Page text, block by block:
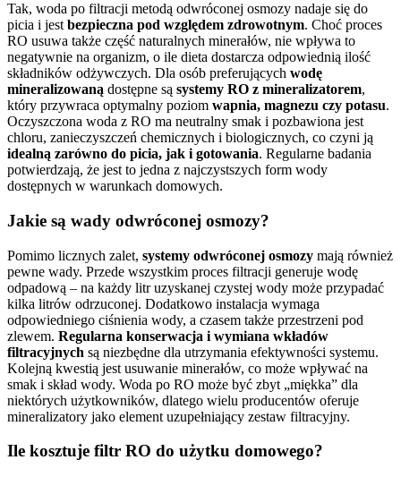
Tak, woda po filtracji metodą odwróconej osmozy nadaje się do
picia i jest bezpieczna pod względem zdrowotnym. Choć proces
RO usuwa także część naturalnych minerałów, nie wpływa to
negatywnie na organizm, o ile dieta dostarcza odpowiednią ilość
składników odżywczych. Dla osób preferujących wodę
mineralizowaną dostępne są systemy RO z mineralizatorem,
który przywraca optymalny poziom wapnia, magnezu czy potasu.
Oczyszczona woda z RO ma neutralny smak i pozbawiona jest
chloru, zanieczyszczeń chemicznych i biologicznych, co czyni ją
idealną zarówno do picia, jak i gotowania. Regularne badania
potwierdzają, że jest to jedna z najczystszych form wody
dostępnych w warunkach domowych.
Jakie są wady odwróconej osmozy?
Pomimo licznych zalet, systemy odwróconej osmozy mają również
pewne wady. Przede wszystkim proces filtracji generuje wodę
odpadową – na każdy litr uzyskanej czystej wody może przypadać
kilka litrów odrzuconej. Dodatkowo instalacja wymaga
odpowiedniego ciśnienia wody, a czasem także przestrzeni pod
zlewem. Regularna konserwacja i wymiana wkładów
filtracyjnych są niezbędne dla utrzymania efektywności systemu.
Kolejną kwestią jest usuwanie minerałów, co może wpływać na
smak i skład wody. Woda po RO może być zbyt „miękka” dla
niektórych użytkowników, dlatego wielu producentów oferuje
mineralizatory jako element uzupełniający zestaw filtracyjny.
Ile kosztuje filtr RO do użytku domowego?